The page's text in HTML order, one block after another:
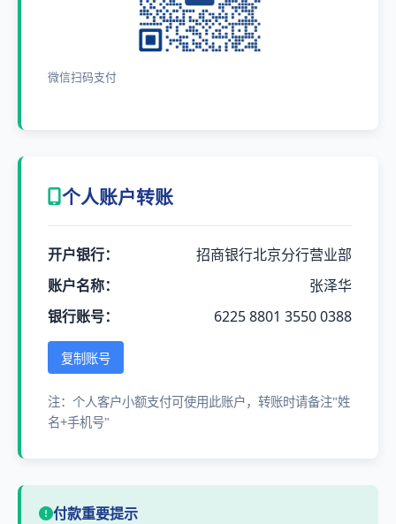
微信扫码支付
个人账户转账
开户银行：
招商银行北京分行营业部
账户名称：
张泽华
银行账号：
6225 8801 3550 0388
复制账号
注：个人客户小额支付可使用此账户，转账时请备注"姓
名+手机号"
付款重要提示